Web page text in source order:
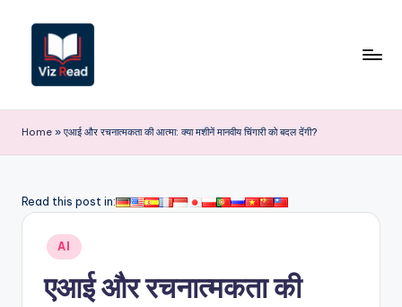
content
iz
R
a
Home » एआई और रचनात्मकता की आत्मा: क्या मशीनें मानवीय चिंगारी को बदल देंगी?
Read this post in:
Posted
in
AI
एआई और रचनात्मकता की